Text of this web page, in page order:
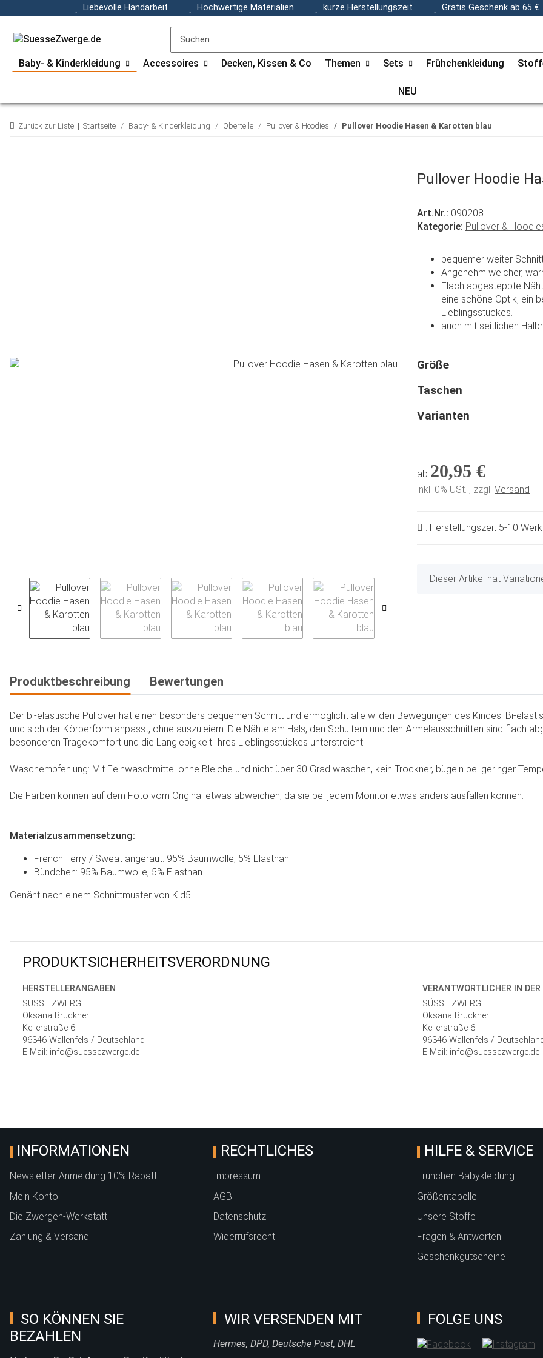
Liebevolle Handarbeit Hochwertige Materialien kurze Herstellungszeit Gratis Geschenk ab 65 €
Baby- & Kinderkleidung Accessoires Decken, Kissen & Co Themen Sets Frühchenkleidung
NEU
Zurück zur Liste Startseite Baby- & Kinderkleidung Oberteile Pullover & Hoodies Pullover Hoodie Hasen & Karotten blau
Pullover Hoodie
Art.Nr.: 090208
Kategorie: Pullover &
bequemer weiter
Angenehm weicher,
Flach abgesteppte
eine schöne Optik, ein
Lieblingsstückes.
auch mit seitlichen
Größe
Taschen
Varianten
ab 20,95 €
inkl. 0% USt. , zzgl. Versand
: Herstellungszeit 5-10
x
Dieser Artikel hat
weitere Registerkarten anzeigen
Produktbeschreibung Bewertungen
Der bi-elastische Pullover hat einen besonders bequemen Schnitt und ermöglicht alle wilden Bewegungen des Kindes. Bi-
und sich der Körperform anpasst, ohne auszuleiern. Die Nähte am Hals, den Schultern und den Ärmelausschnitten sind flach
besonderen Tragekomfort und die Langlebigkeit Ihres Lieblingsstückes unterstreicht.
Waschempfehlung: Mit Feinwaschmittel ohne Bleiche und nicht über 30 Grad waschen, kein Trockner, bügeln bei geringer
Die Farben können auf dem Foto vom Original etwas abweichen, da sie bei jedem Monitor etwas anders ausfallen können.
Materialzusammensetzung:
French Terry / Sweat angeraut: 95% Baumwolle, 5% Elasthan
Bündchen: 95% Baumwolle, 5% Elasthan
Genäht nach einem Schnittmuster von Kid5
PRODUKT­SICHER­HEITS­VER­ORD­NUNG
HERSTELLER­ANGABEN
SÜSSE ZWERGE
Oksana Brückner
Kellerstraße 6
96346 Wallenfels / Deutschland
E-Mail: info@suessezwerge.de
VERANTWORT­LICHER IN DER
SÜSSE ZWERGE
Oksana Brückner
Kellerstraße 6
96346 Wallenfels /
E-Mail: info@suessezwerge.de
INFORMATIONEN
Newsletter-Anmeldung 10% Rabatt
Mein Konto
Die Zwergen-Werkstatt
Zahlung & Versand
RECHTLICHES
Impressum
AGB
Datenschutz
Widerrufsrecht
HILFE & SERVICE
Frühchen Babykleidung
Größentabelle
Unsere Stoffe
Fragen & Antworten
Geschenkgutscheine
SO KÖNNEN SIE
BEZAHLEN
WIR VERSENDEN MIT
Hermes, DPD, Deutsche Post, DHL
FOLGE UNS